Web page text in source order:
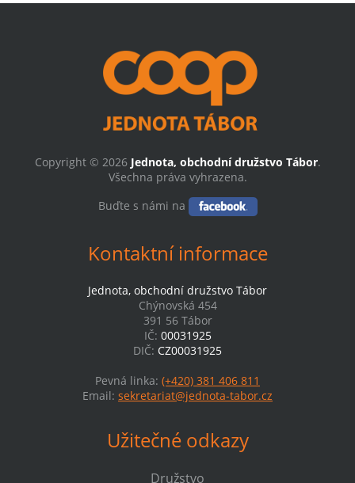
Copyright © 2026 Jednota, obchodní družstvo Tábor.
Všechna práva vyhrazena.
Buďte s námi na
Kontaktní informace
Jednota, obchodní družstvo Tábor
Chýnovská 454
391 56 Tábor
IČ: 00031925
DIČ: CZ00031925
Pevná linka: (+420) 381 406 811
Email: sekretariat@jednota-tabor.cz
Užitečné odkazy
Družstvo